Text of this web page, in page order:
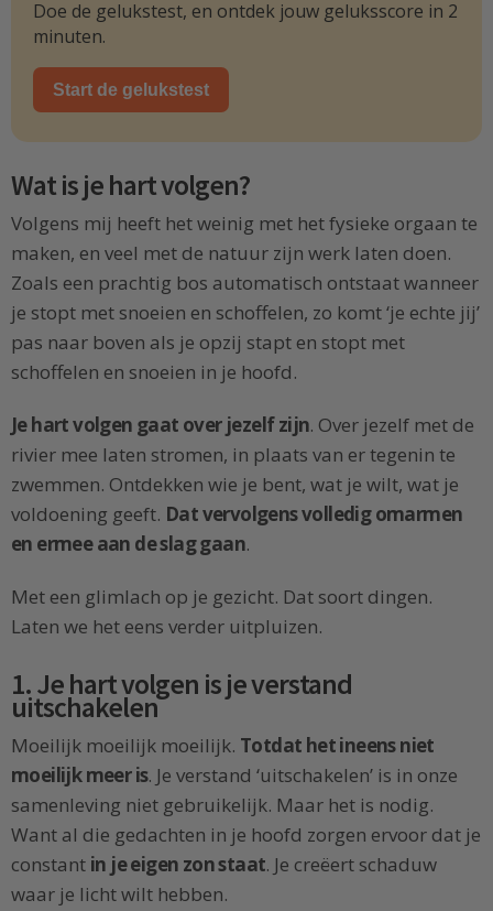
Doe de gelukstest, en ontdek jouw geluksscore in 2
minuten.
Start de gelukstest
Wat is je hart volgen?
Volgens mij heeft het weinig met het fysieke orgaan te
maken, en veel met de natuur zijn werk laten doen.
Zoals een prachtig bos automatisch ontstaat wanneer
je stopt met snoeien en schoffelen, zo komt ‘je echte jij’
pas naar boven als je opzij stapt en stopt met
schoffelen en snoeien in je hoofd.
Je hart volgen gaat over jezelf zijn. Over jezelf met de
rivier mee laten stromen, in plaats van er tegenin te
zwemmen. Ontdekken wie je bent, wat je wilt, wat je
voldoening geeft. Dat vervolgens volledig omarmen
en ermee aan de slag gaan.
Met een glimlach op je gezicht. Dat soort dingen.
Laten we het eens verder uitpluizen.
1. Je hart volgen is je verstand
uitschakelen
Moeilijk moeilijk moeilijk. Totdat het ineens niet
moeilijk meer is. Je verstand ‘uitschakelen’ is in onze
samenleving niet gebruikelijk. Maar het is nodig.
Want al die gedachten in je hoofd zorgen ervoor dat je
constant in je eigen zon staat. Je creëert schaduw
waar je licht wilt hebben.